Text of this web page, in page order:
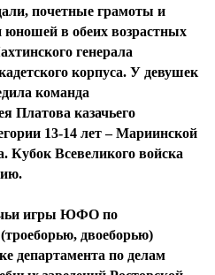
почетные грамоты и
юношей в обеих возрастных
генерала
корпуса. У девушек
команда
Платова казачьего
13-14 лет – Мариинской
Кубок Всевеликого войска
игры ЮФО по
двоеборью)
департамента по делам